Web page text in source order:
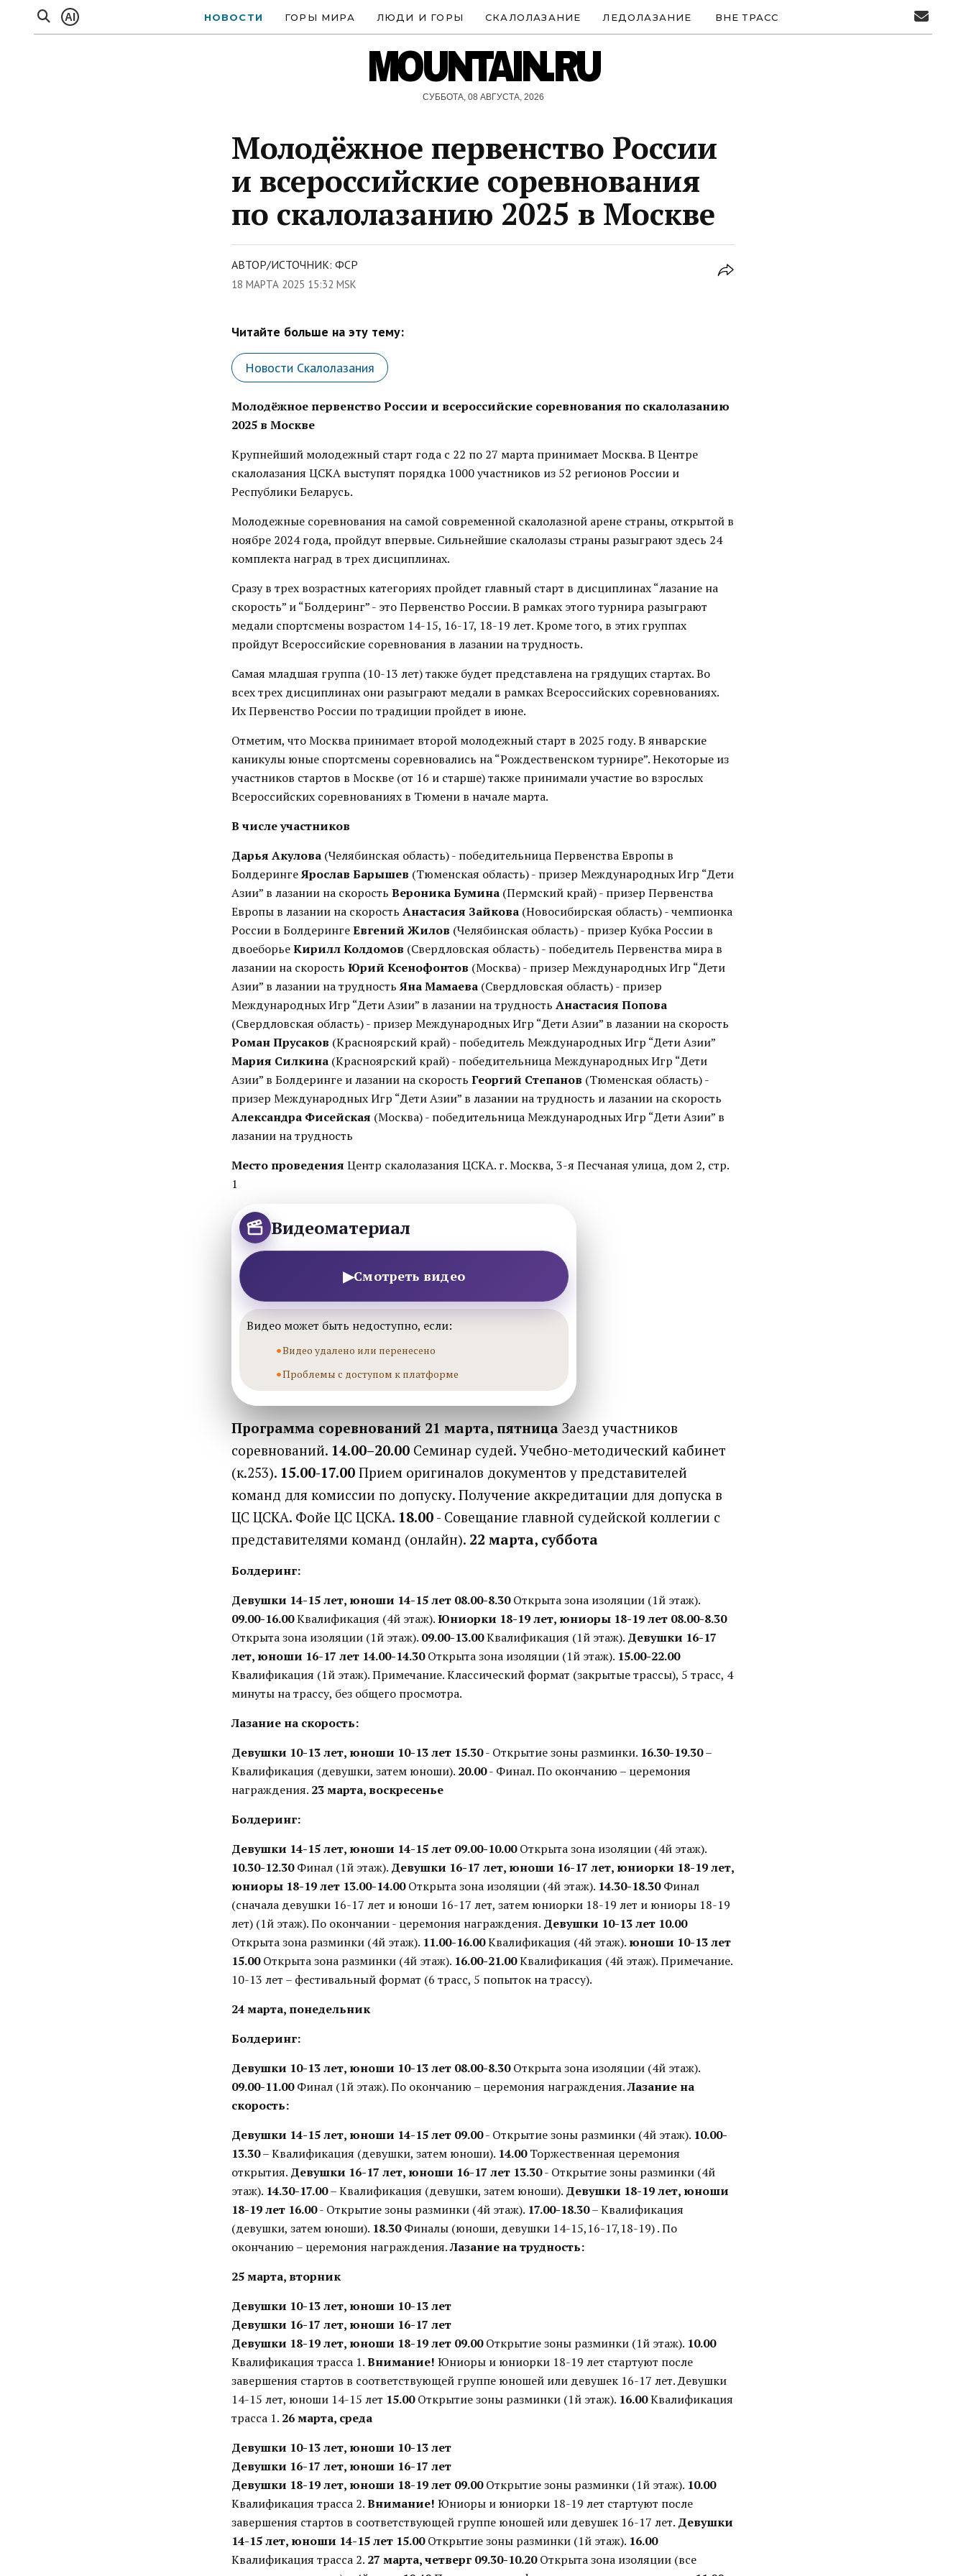
AI НОВОСТИ ГОРЫ МИРА ЛЮДИ И ГОРЫ СКАЛОЛАЗАНИЕ ЛЕДОЛАЗАНИЕ ВНЕ ТРАСС
MOUNTAIN.RU
СУББОТА, 08 АВГУСТА, 2026
Молодёжное первенство России
и всероссийские соревнования
по скалолазанию 2025 в Москве
АВТОР/ИСТОЧНИК: ФСР
18 МАРТА 2025 15:32 MSK
Читайте больше на эту тему:
Новости Скалолазания
Молодёжное первенство России и всероссийские соревнования по скалолазанию
2025 в Москве
Крупнейший молодежный старт года с 22 по 27 марта принимает Москва. В Центре
скалолазания ЦСКА выступят порядка 1000 участников из 52 регионов России и
Республики Беларусь.
Молодежные соревнования на самой современной скалолазной арене страны, открытой в
ноябре 2024 года, пройдут впервые. Сильнейшие скалолазы страны разыграют здесь 24
комплекта наград в трех дисциплинах.
Сразу в трех возрастных категориях пройдет главный старт в дисциплинах “лазание на
скорость” и “Болдеринг” - это Первенство России. В рамках этого турнира разыграют
медали спортсмены возрастом 14-15, 16-17, 18-19 лет. Кроме того, в этих группах
пройдут Всероссийские соревнования в лазании на трудность.
Самая младшая группа (10-13 лет) также будет представлена на грядущих стартах. Во
всех трех дисциплинах они разыграют медали в рамках Всероссийских соревнованиях.
Их Первенство России по традиции пройдет в июне.
Отметим, что Москва принимает второй молодежный старт в 2025 году. В январские
каникулы юные спортсмены соревновались на “Рождественском турнире”. Некоторые из
участников стартов в Москве (от 16 и старше) также принимали участие во взрослых
Всероссийских соревнованиях в Тюмени в начале марта.
В числе участников
Дарья Акулова (Челябинская область) - победительница Первенства Европы в
БолдерингеЯрослав Барышев (Тюменская область) - призер Международных Игр “Дети
Азии” в лазании на скорость Вероника Бумина (Пермский край) - призер Первенства
Европы в лазании на скорость Анастасия Зайкова (Новосибирская область) - чемпионка
России в БолдерингеЕвгений Жилов (Челябинская область) - призер Кубка России в
двоеборьеКирилл Колдомов (Свердловская область) - победитель Первенства мира в
лазании на скорость Юрий Ксенофонтов (Москва) - призер Международных Игр “Дети
Азии” в лазании на трудностьЯна Мамаева (Свердловская область) - призер
Международных Игр “Дети Азии” в лазании на трудность Анастасия Попова
(Свердловская область) - призер Международных Игр “Дети Азии” в лазании на скорость
Роман Прусаков (Красноярский край) - победитель Международных Игр “Дети Азии”
Мария Силкина (Красноярский край) - победительница Международных Игр “Дети
Азии” в Болдеринге и лазании на скорость Георгий Степанов (Тюменская область) -
призер Международных Игр “Дети Азии” в лазании на трудность и лазании на скорость
Александра Фисейская (Москва) - победительница Международных Игр “Дети Азии” в
лазании на трудность
Место проведения Центр скалолазания ЦСКА. г. Москва, 3-я Песчаная улица, дом 2, стр.
1
Видеоматериал
▶Смотреть видео
Видео может быть недоступно, если:
Видео удалено или перенесено
Проблемы с доступом к платформе
Программа соревнований 21 марта, пятница Заезд участников
соревнований. 14.00–20.00 Семинар судей. Учебно-методический кабинет
(к.253). 15.00-17.00 Прием оригиналов документов у представителей
команд для комиссии по допуску. Получение аккредитации для допуска в
ЦС ЦСКА. Фойе ЦС ЦСКА. 18.00 - Совещание главной судейской коллегии с
представителями команд (онлайн). 22 марта, суббота
Болдеринг:
Девушки 14-15 лет, юноши 14-15 лет 08.00-8.30Открыта зона изоляции (1й этаж).
09.00-16.00Квалификация (4й этаж).Юниорки 18-19 лет, юниоры 18-19 лет 08.00-8.30
Открыта зона изоляции (1й этаж). 09.00-13.00Квалификация (1й этаж). Девушки 16-17
лет, юноши 16-17 лет 14.00-14.30Открыта зона изоляции (1й этаж). 15.00-22.00
Квалификация (1й этаж). Примечание. Классический формат (закрытые трассы), 5 трасс, 4
минуты на трассу, без общего просмотра.
Лазание на скорость:
Девушки 10-13 лет, юноши 10-13 лет 15.30- Открытие зоны разминки. 16.30-19.30–
Квалификация (девушки, затем юноши). 20.00- Финал. По окончанию – церемония
награждения. 23 марта, воскресенье
Болдеринг:
Девушки 14-15 лет, юноши 14-15 лет 09.00-10.00Открыта зона изоляции (4й этаж).
10.30-12.30Финал (1й этаж). Девушки 16-17 лет, юноши 16-17 лет, юниорки 18-19 лет,
юниоры 18-19 лет 13.00-14.00Открыта зона изоляции (4й этаж). 14.30-18.30Финал
(сначала девушки 16-17 лет и юноши 16-17 лет, затем юниорки 18-19 лет и юниоры 18-19
лет) (1й этаж). По окончании - церемония награждения. Девушки 10-13 лет 10.00
Открыта зона разминки (4й этаж). 11.00-16.00Квалификация (4й этаж). юноши 10-13 лет
15.00Открыта зона разминки (4й этаж). 16.00-21.00Квалификация (4й этаж). Примечание.
10-13 лет – фестивальный формат (6 трасс, 5 попыток на трассу).
24 марта, понедельник
Болдеринг:
Девушки 10-13 лет, юноши 10-13 лет 08.00-8.30Открыта зона изоляции (4й этаж).
09.00-11.00Финал (1й этаж). По окончанию – церемония награждения.Лазание на
скорость:
Девушки 14-15 лет, юноши 14-15 лет 09.00- Открытие зоны разминки (4й этаж). 10.00-
13.30– Квалификация (девушки, затем юноши). 14.00Торжественная церемония
открытия. Девушки 16-17 лет, юноши 16-17 лет 13.30- Открытие зоны разминки (4й
этаж). 14.30-17.00– Квалификация (девушки, затем юноши). Девушки 18-19 лет, юноши
18-19 лет 16.00- Открытие зоны разминки (4й этаж). 17.00-18.30– Квалификация
(девушки, затем юноши). 18.30Финалы (юноши, девушки 14-15,16-17,18-19) . По
окончанию – церемония награждения.Лазание на трудность:
25 марта, вторник
Девушки 10-13 лет, юноши 10-13 лет
Девушки 16-17 лет, юноши 16-17 лет
Девушки 18-19 лет, юноши 18-19 лет 09.00Открытие зоны разминки (1й этаж). 10.00
Квалификация трасса 1.Внимание! Юниоры и юниорки 18-19 лет стартуют после
завершения стартов в соответствующей группе юношей или девушек 16-17 лет. Девушки
14-15 лет, юноши 14-15 лет 15.00Открытие зоны разминки (1й этаж). 16.00Квалификация
трасса 1. 26 марта, среда
Девушки 10-13 лет, юноши 10-13 лет
Девушки 16-17 лет, юноши 16-17 лет
Девушки 18-19 лет, юноши 18-19 лет 09.00Открытие зоны разминки (1й этаж). 10.00
Квалификация трасса 2.Внимание! Юниоры и юниорки 18-19 лет стартуют после
завершения стартов в соответствующей группе юношей или девушек 16-17 лет. Девушки
14-15 лет, юноши 14-15 лет 15.00Открытие зоны разминки (1й этаж). 16.00
Квалификация трасса 2. 27 марта, четверг 09.30-10.20Открыта зона изоляции (все